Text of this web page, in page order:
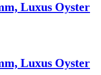
Luxus Oyster
Luxus Oyster